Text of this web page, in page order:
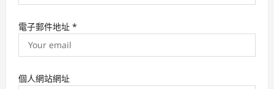
電子郵件地址 *
個人網站網址